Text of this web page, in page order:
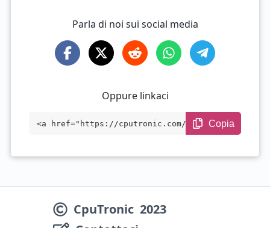
Parla di noi sui social media
Oppure linkaci
<a href="https://cputronic.com/it/gpu/am
Copia
CpuTronic 2023